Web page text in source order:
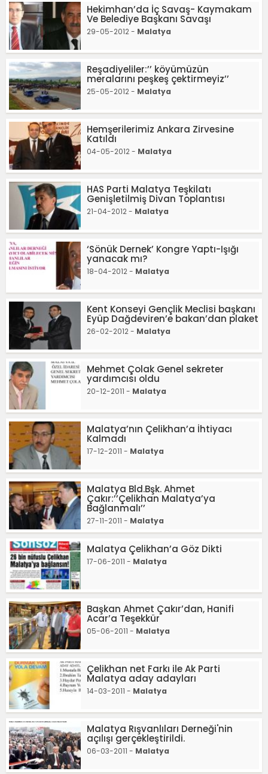
Hekimhan’da İç Savaş- Kaymakam
Ve Belediye Başkanı Savaşı
29-05-2012 - Malatya
Reşadiyeliler:’’ köyümüzün
meralarını peşkeş çektirmeyiz’’
25-05-2012 - Malatya
Hemşerilerimiz Ankara Zirvesine
Katıldı
04-05-2012 - Malatya
HAS Parti Malatya Teşkilatı
Genişletilmiş Divan Toplantısı
21-04-2012 - Malatya
‘Sönük Dernek’ Kongre Yaptı-Işığı
yanacak mı?
18-04-2012 - Malatya
Kent Konseyi Gençlik Meclisi başkanı
Eyüp Dağdeviren’e bakan’dan plaket
26-02-2012 - Malatya
Mehmet Çolak Genel sekreter
yardımcısı oldu
20-12-2011 - Malatya
Malatya’nın Çelikhan’a İhtiyacı
Kalmadı
17-12-2011 - Malatya
Malatya Bld.Bşk. Ahmet
Çakır:’’Çelikhan Malatya’ya
Bağlanmalı’’
27-11-2011 - Malatya
Malatya Çelikhan’a Göz Dikti
17-06-2011 - Malatya
Başkan Ahmet Çakır’dan, Hanifi
Acar’a Teşekkür
05-06-2011 - Malatya
Çelikhan net Farkı ile Ak Parti
Malatya aday adayları
14-03-2011 - Malatya
Malatya Rışvanlıları Derneği'nin
açılışı gerçekleştirildi.
06-03-2011 - Malatya